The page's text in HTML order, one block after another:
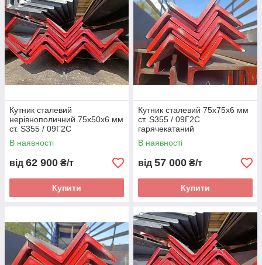
Кутник сталевий
нерівнополичний 75х50х6 мм
ст. S355 / 09Г2С
гарячекатаний
В наявності
від 62 900 ₴/т
Купити
Кутник сталевий 75х75х6 мм
ст. S355 / 09Г2С
гарячекатаний
В наявності
від 57 000 ₴/т
Купити